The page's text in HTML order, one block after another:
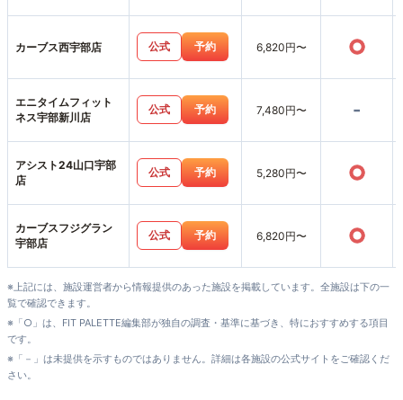
カーブス西宇部店 公式 予約 6,820円〜 ○
エニタイムフィット
ネス宇部新川店
公式 予約 7,480円〜 -
アシスト24山口宇部
店
公式 予約 5,280円〜 ○
カーブスフジグラン
宇部店
公式 予約 6,820円〜 ○
※上記には、施設運営者から情報提供のあった施設を掲載しています。全施設は下の一
覧で確認できます。
※「○」は、FIT PALETTE編集部が独自の調査・基準に基づき、特におすすめする項目
です。
※「－」は未提供を示すものではありません。詳細は各施設の公式サイトをご確認くだ
さい。